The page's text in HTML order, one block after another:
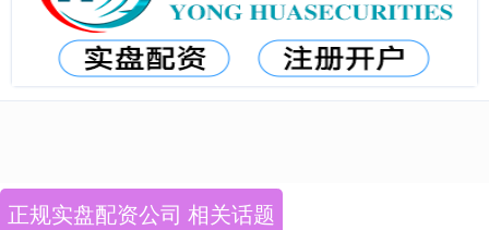
正规实盘配资公司 相关话题